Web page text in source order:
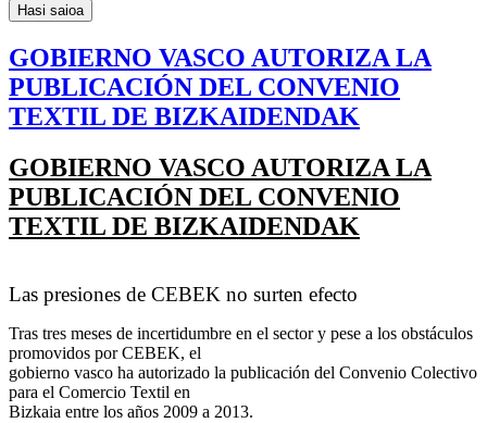
Hasi saioa
GOBIERNO VASCO AUTORIZA LA
PUBLICACIÓN DEL CONVENIO
TEXTIL DE BIZKAIDENDAK
GOBIERNO VASCO AUTORIZA LA
PUBLICACIÓN DEL CONVENIO
TEXTIL DE BIZKAIDENDAK
Las presiones de CEBEK no surten efecto
Tras tres meses de incertidumbre en el sector y pese a los obstáculos
promovidos por CEBEK, el
gobierno vasco ha autorizado la publicación del Convenio Colectivo
para el Comercio Textil en
Bizkaia entre los años 2009 a 2013.